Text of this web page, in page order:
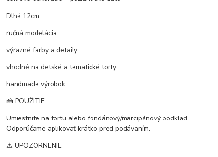
Dlhé 12cm
ručná modelácia
výrazné farby a detaily
vhodné na detské a tematické torty
handmade výrobok
🍰 POUŽITIE
Umiestnite na tortu alebo fondánový/marcipánový podklad.
Odporúčame aplikovať krátko pred podávaním.
⚠️ UPOZORNENIE